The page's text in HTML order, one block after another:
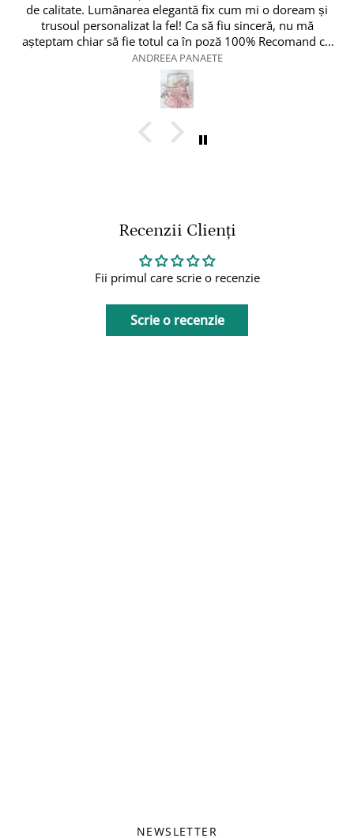
și
Vlad Tamas
Recenzii Clienți
Fii primul care scrie o recenzie
Scrie o recenzie
NEWSLETTER